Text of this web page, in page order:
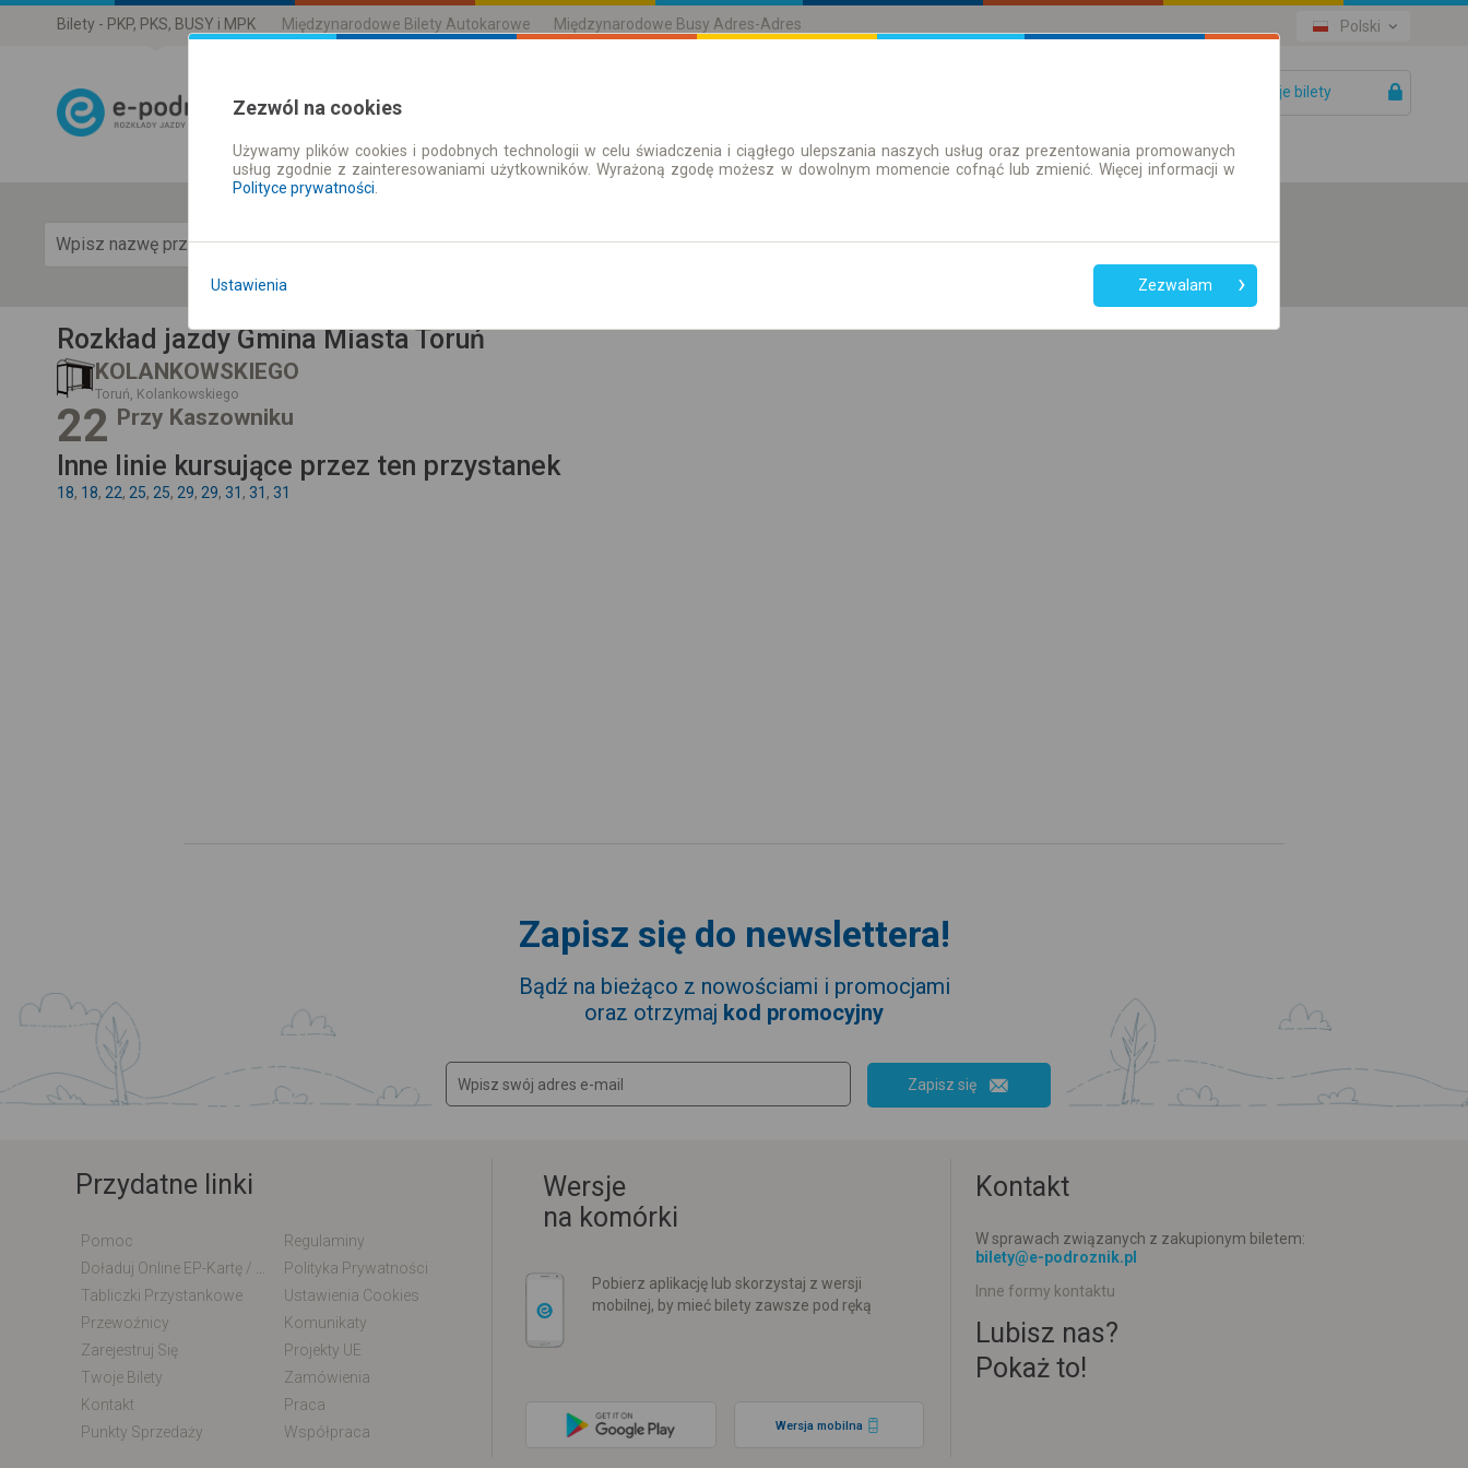
Bilety - PKP, PKS, BUSY i MPK Międzynarodowe Bilety Autokarowe Międzynarodowe Busy Adres-Adres Polski
Twoje bilety
Rozkład Jazdy | Bilety Bilety okresowe
Pokaż rozkład
Rozkład jazdy Gmina Miasta Toruń
KOLANKOWSKIEGO
Toruń, Kolankowskiego
22 Przy Kaszowniku
Inne linie kursujące przez ten przystanek
18, 18, 22, 25, 25, 29, 29, 31 , 31 , 31
Zapisz się do newslettera!
Bądź na bieżąco z nowościami i promocjami
oraz otrzymaj kod promocyjny
Zapisz się
Przydatne linki
Pomoc
Regulaminy
Polityka Prywatności
Tabliczki Przystankowe
Ustawienia Cookies
Przewoźnicy
Komunikaty
Zarejestruj Się
Projekty UE
Twoje Bilety
Zamówienia
Kontakt
Praca
Punkty Sprzedaży
Współpraca
Wersje
na komórki
Pobierz aplikację lub skorzystaj z wersji
mobilnej, by mieć bilety zawsze pod ręką
Wersja mobilna
Kontakt
W sprawach związanych z zakupionym biletem:
bilety@e-podroznik.pl
Inne formy kontaktu
Lubisz nas?
Pokaż to!
Zezwól na cookies
Używamy plików cookies i podobnych technologii w celu świadczenia i ciągłego ulepszania naszych usług oraz prezentowania promowanych
usług zgodnie z zainteresowaniami użytkowników. Wyrażoną zgodę możesz w dowolnym momencie cofnąć lub zmienić. Więcej informacji w
Polityce prywatności
Ustawienia Zezwalam